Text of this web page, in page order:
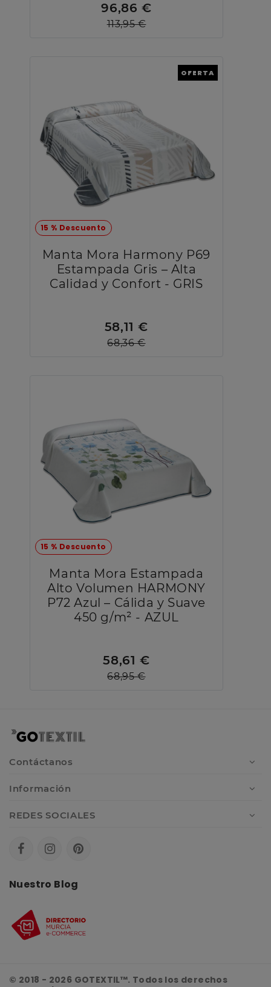
96,86 €
113,95 €
15 % Descuento
OFERTA
Manta Mora Harmony P69
Estampada Gris – Alta
Calidad y Confort - GRIS
58,11 €
68,36 €
15 % Descuento
Manta Mora Estampada
Alto Volumen HARMONY
P72 Azul – Cálida y Suave
450 g/m² - AZUL
58,61 €
68,95 €
Contáctanos
Información
REDES SOCIALES
Nuestro Blog
© 2018 - 2026 GOTEXTIL™. Todos los derechos